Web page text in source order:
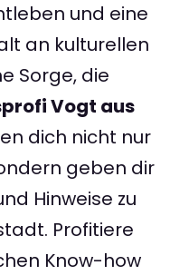
und eine
an kulturellen
Sorge, die
Vogt aus
dich nicht nur
geben dir
Hinweise zu
Profitiere
Know-how